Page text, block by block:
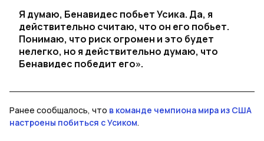
Я думаю, Бенавидес побьет Усика. Да, я
действительно считаю, что он его побьет.
Понимаю, что риск огромен и это будет
нелегко, но я действительно думаю, что
Бенавидес победит его».
Ранее сообщалось, что в команде чемпиона мира из США
настроены побиться с Усиком.